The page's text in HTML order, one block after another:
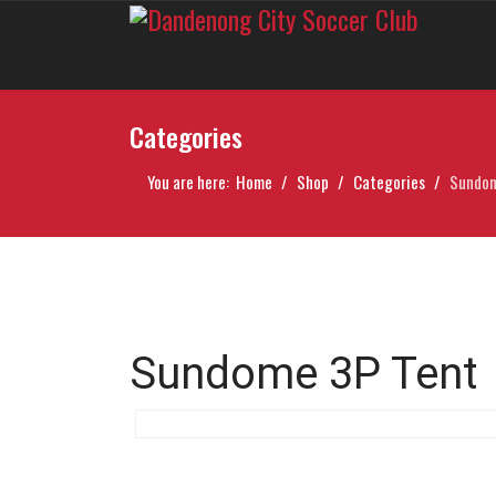
Categories
You are here: Home Shop Categories
Sundome 3P Tent